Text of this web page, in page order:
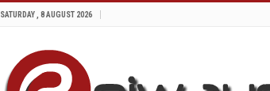
SATURDAY , 8 AUGUST 2026